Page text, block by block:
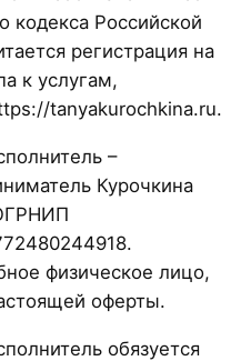
кодекса Российской
регистрация на
к услугам,
tanyakurochkina.ru.
–
Курочкина
физическое лицо,
оферты.
обязуется